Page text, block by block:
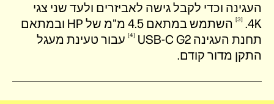
העגינה וכדי לקבל גישה לאביזרים ולעד שני צגי
4K‏.
3
השתמש במתאם 4.5 מ"מ של HP ובמתאם
תחנת העגינה USB-C G2‏
4
עבור טעינת מעגל
התקן מדור קודם.